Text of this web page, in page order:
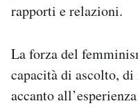
rapporti e relazioni.
La forza del
capacità di ascolto,
accanto